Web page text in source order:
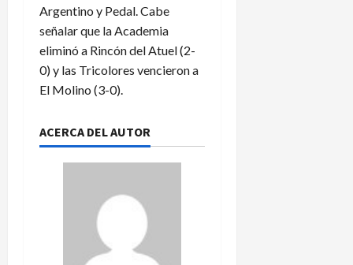
Argentino y Pedal. Cabe
señalar que la Academia
eliminó a Rincón del Atuel (2-
0) y las Tricolores vencieron a
El Molino (3-0).
ACERCA DEL AUTOR